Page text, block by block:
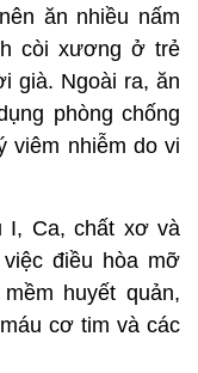
chứa nhiều axit,
giảm mỡ máu.
ăn nhiều nấm